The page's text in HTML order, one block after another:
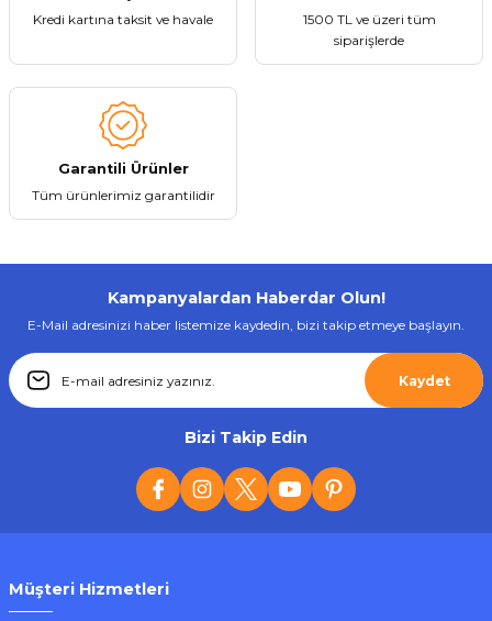
RADO
RADO RD-3138 Çift Başlıklı Burun - Kulak Tıraş Makinesi
256,05 ₺
Stokta Yok
Tükendi
RADO
384,07 ₺
Kredi kartına taksit ve havale
1500 TL ve üzeri tüm
siparişlerde
Garantili Ürünler
Tüm ürünlerimiz garantilidir
Kampanyalardan Haberdar Olun!
E-Mail adresinizi haber listemize kaydedin, bizi takip etmeye başlayın.
Kaydet
Bizi Takip Edin
Müşteri Hizmetleri